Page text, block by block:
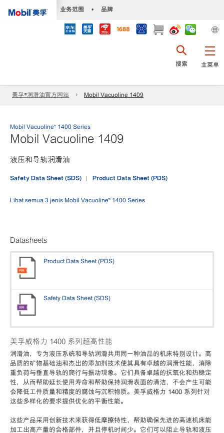
业务范围 • 品牌
主菜单
搜索
美孚®润滑油官方网站 Mobil Vacuoline 1409
Mobil Vacuoline™ 1400 Series
Mobil Vacuoline 1409
液压和导轨润滑油
Safety Data Sheet (SDS) Product Data Sheet (PDS)
Lihat semua 3 jenis Mobil Vacuoline™ 1400 Series
Datasheets
Product Data Sheet (PDS)
Safety Data Sheet (SDS)
美孚威格力 1400 系列超高性能
润滑油，专为液压系统和导轨润滑共用同一种油品的机床特别设计。高
品质的矿物基础油和杰出的添加剂技术使其具有卓越的润滑性能，消除
重负荷与垂直导轨的爬行与振动现象。它们具备卓越的抗氧化和热稳定
性，从而帮助延长使用寿命和帮助保持润滑表面的清洁，不会产生可能
会降低工件质量和精度的腐蚀与沉积物质。美孚威格力 1400 系列针对
这些多样化的要求提供优化的平衡性能。
这些产品采用创新技术来获得低摩擦特性，帮助确保先进的高速机床能
加工出高产量的合格部件，并且停机时间少。它们可以阻止导轨和液压